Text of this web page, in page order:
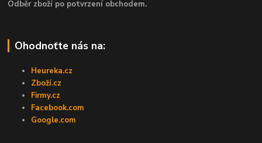
Odběr zboží po potvrzení obchodem.
Ohodnoťte nás na:
Heureka.cz
Zboží.cz
Firmy.cz
Facebook.com
Google.com